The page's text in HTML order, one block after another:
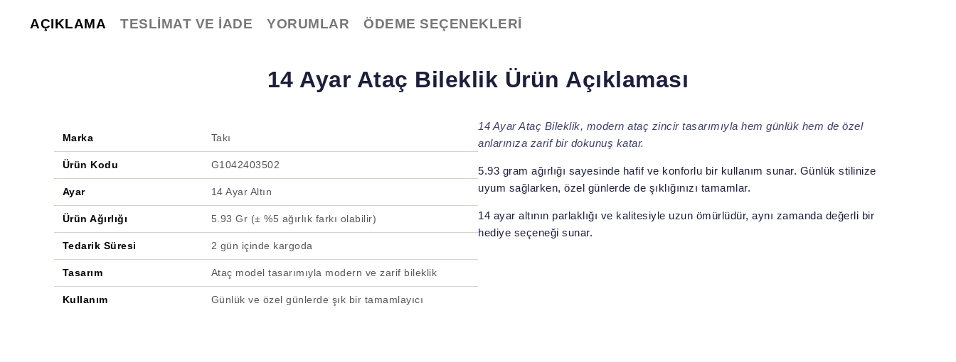
AÇIKLAMA TESLIMAT VE İADE YORUMLAR ÖDEME SEÇENEKLERI
14 Ayar Ataç Bileklik Ürün Açıklaması
Marka Takı
Ürün Kodu G1042403502
Ayar 14 Ayar Altın
Ürün Ağırlığı 5.93 Gr (± %5 ağırlık farkı olabilir)
Tedarik Süresi 2 gün içinde kargoda
Tasarım Ataç model tasarımıyla modern ve zarif bileklik
Kullanım Günlük ve özel günlerde şık bir tamamlayıcı
14 Ayar Ataç Bileklik, modern ataç zincir tasarımıyla hem günlük hem de özel
anlarınıza zarif bir dokunuş katar.
5.93 gram ağırlığı sayesinde hafif ve konforlu bir kullanım sunar. Günlük stilinize
uyum sağlarken, özel günlerde de şıklığınızı tamamlar.
14 ayar altının parlaklığı ve kalitesiyle uzun ömürlüdür, aynı zamanda değerli bir
hediye seçeneği sunar.